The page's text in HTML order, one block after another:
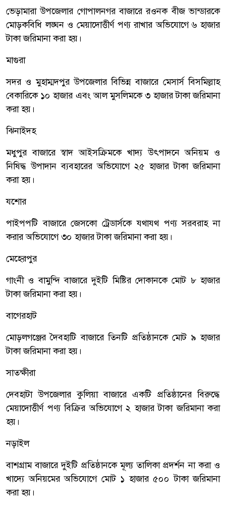
ভেড়ামারা উপজেলার গোপালনগর বাজারে রওনক বীজ ভান্ডারকে
মোড়কবিধি লঙ্ঘন ও মেয়াদোত্তীর্ণ পণ্য রাখার অভিযোগে ৬ হাজার
টাকা জরিমানা করা হয়।
মাগুরা
সদর ও মুহাম্মদপুর উপজেলার বিভিন্ন বাজারে মেসার্স বিসমিল্লাহ
বেকারিকে ১০ হাজার এবং আল মুসলিমকে ৩ হাজার টাকা জরিমানা
করা হয়।
ঝিনাইদহ
মধুপুর বাজারে স্বাদ আইসক্রিমকে খাদ্য উৎপাদনে অনিয়ম ও
নিষিদ্ধ উপাদান ব্যবহারের অভিযোগে ২৫ হাজার টাকা জরিমানা
করা হয়।
যশোর
পাইপপটি বাজারে জেসকো ট্রেডার্সকে যথাযথ পণ্য সরবরাহ না
করার অভিযোগে ৩০ হাজার টাকা জরিমানা করা হয়।
মেহেরপুর
গাংনী ও বামুন্দি বাজারে দুইটি মিষ্টির দোকানকে মোট ৮ হাজার
টাকা জরিমানা করা হয়।
বাগেরহাট
মোড়লগঞ্জের দৈবহাটি বাজারে তিনটি প্রতিষ্ঠানকে মোট ৯ হাজার
টাকা জরিমানা করা হয়।
সাতক্ষীরা
দেবহাটা উপজেলার কুলিয়া বাজারে একটি প্রতিষ্ঠানের বিরুদ্ধে
মেয়াদোত্তীর্ণ পণ্য বিক্রির অভিযোগে ২ হাজার টাকা জরিমানা করা
হয়।
নড়াইল
বাশগ্রাম বাজারে দুইটি প্রতিষ্ঠানকে মূল্য তালিকা প্রদর্শন না করা ও
খাদ্যে অনিয়মের অভিযোগে মোট ১ হাজার ৫০০ টাকা জরিমানা
করা হয়।